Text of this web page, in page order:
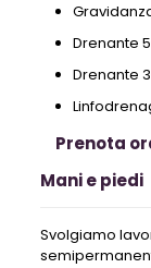
Drenante
Drenante
Prenota
Mani e piedi
Svolgiamo